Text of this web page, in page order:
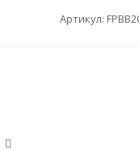
Артикул: